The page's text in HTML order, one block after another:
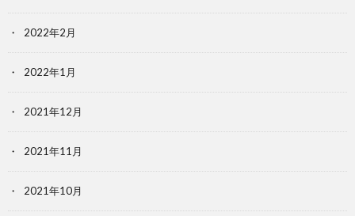
2022年2月
2022年1月
2021年12月
2021年11月
2021年10月